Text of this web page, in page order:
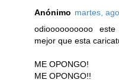
Anónimo martes,
odioooooooooo
mejor que esta
ME OPONGO!
ME OPONGO!!